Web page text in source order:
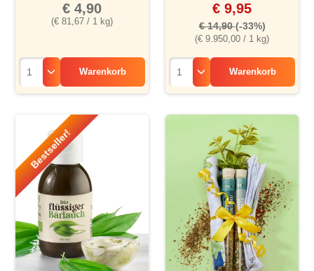
(€ 81,67 / 1 kg)
€ 4,90
Warenkorb
(€ 9.950,00 / 1 kg)
€ 9,95
€ 14,90(-33%)
Warenkorb
Bestseller!